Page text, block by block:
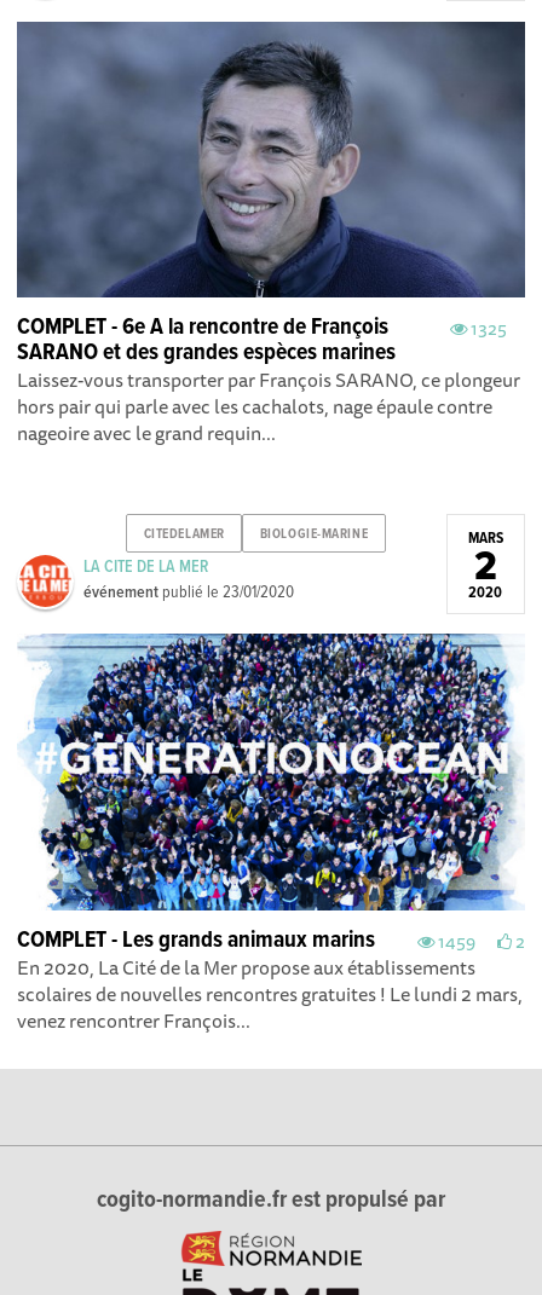
1325
COMPLET - 6e A la rencontre de François
SARANO et des grandes espèces marines
Laissez-vous transporter par François SARANO, ce plongeur
hors pair qui parle avec les cachalots, nage épaule contre
nageoire avec le grand requin...
CITEDELAMER BIOLOGIE-MARINE
LA CITE DE LA MER
événement publié le23/01/2020
MARS
2
2020
1459 2
COMPLET - Les grands animaux marins
En 2020, La Cité de la Mer propose aux établissements
scolaires de nouvelles rencontres gratuites ! Le lundi 2 mars,
venez rencontrer François...
cogito-normandie.fr est propulsé par